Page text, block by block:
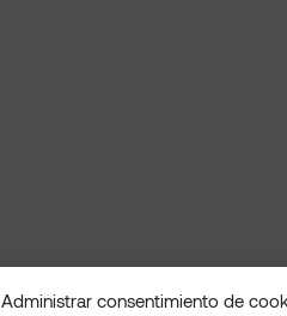
Administrar consentimiento de